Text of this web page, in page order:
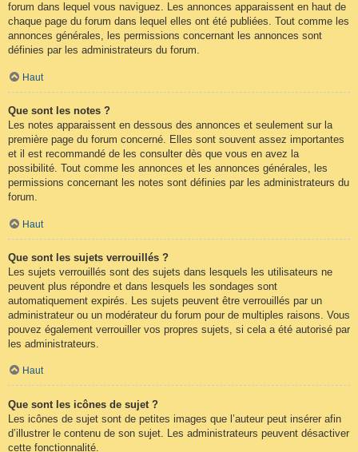
forum dans lequel vous naviguez. Les annonces apparaissent en haut de
chaque page du forum dans lequel elles ont été publiées. Tout comme les
annonces générales, les permissions concernant les annonces sont
définies par les administrateurs du forum.
Haut
Que sont les notes ?
Les notes apparaissent en dessous des annonces et seulement sur la
première page du forum concerné. Elles sont souvent assez importantes
et il est recommandé de les consulter dès que vous en avez la
possibilité. Tout comme les annonces et les annonces générales, les
permissions concernant les notes sont définies par les administrateurs du
forum.
Haut
Que sont les sujets verrouillés ?
Les sujets verrouillés sont des sujets dans lesquels les utilisateurs ne
peuvent plus répondre et dans lesquels les sondages sont
automatiquement expirés. Les sujets peuvent être verrouillés par un
administrateur ou un modérateur du forum pour de multiples raisons. Vous
pouvez également verrouiller vos propres sujets, si cela a été autorisé par
les administrateurs.
Haut
Que sont les icônes de sujet ?
Les icônes de sujet sont de petites images que l’auteur peut insérer afin
d’illustrer le contenu de son sujet. Les administrateurs peuvent désactiver
cette fonctionnalité.